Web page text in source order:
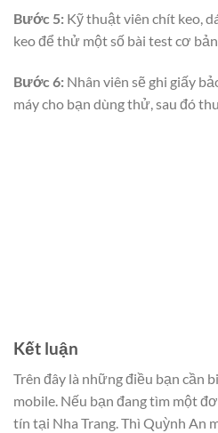
Bước 5: Kỹ thuật viên chít keo,
keo để thử một số bài test cơ
Bước 6: Nhân viên sẽ ghi giấy
máy cho bạn dùng thử, sau đó
Kết luận
Trên đây là những điều bạn cần
mobile. Nếu bạn đang tìm một
tín tại Nha Trang. Thì Quỳnh An